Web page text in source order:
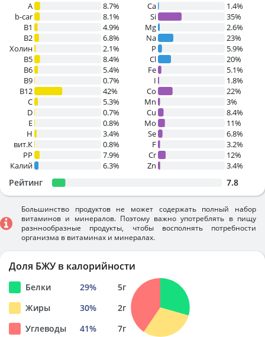
A
8.7%
b-car
8.1%
В1
4.9%
B2
6.8%
Холин
2.1%
B5
8.4%
B6
5.4%
B9
0.7%
B12
42%
C
5.3%
D
0.7%
E
0.8%
H
3.4%
вит.К
0.8%
PP
7.9%
Калий
6.3%
Ca
1.4%
Si
35%
Mg
2.6%
Na
23%
P
5.9%
Cl
20%
Fe
5.1%
I
1.8%
Co
22%
Mn
3%
Cu
8.4%
Mo
11%
Se
6.8%
F
3.2%
Cr
12%
Zn
3.4%
Рейтинг 7.8
Большинство продуктов не может содержать полный набор
витаминов и минералов. Поэтому важно употреблять в пищу
разннообразные продукты, чтобы восполнять потребности
организма в витаминах и минералах.
Доля БЖУ в калорийности
Белки 29% 5г
Жиры
30% 2г
Углеводы
41% 7г